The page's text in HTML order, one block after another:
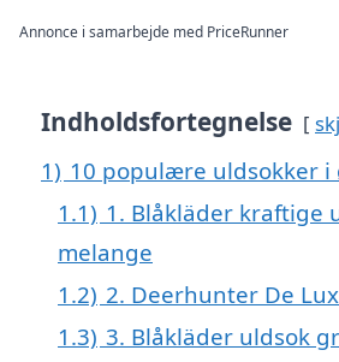
Annonce i samarbejde med PriceRunner
Indholdsfortegnelse
1) 10 populære uldsokker i
1.1) 1. Blåkläder kraftige
melange
1.2) 2. Deerhunter De
1.3) 3. Blåkläder uldsok